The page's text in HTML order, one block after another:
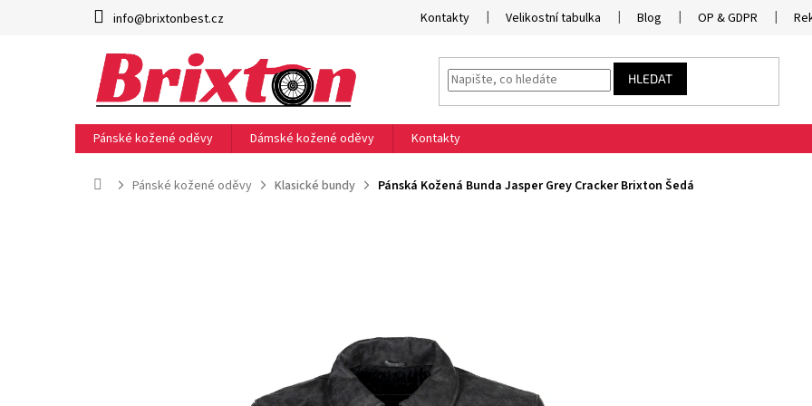
info@brixtonbest.cz Kontakty Velikostní tabulka Blog OP & GDPR
HLEDAT
Pánské kožené oděvy Dámské kožené oděvy Kontakty
DomůPánské kožené oděvy Klasické bundy Pánská Kožená Bunda Jasper Grey Cracker Brixton Šedá